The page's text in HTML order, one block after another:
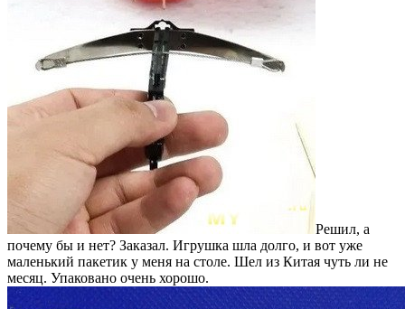
Решил, а
почему бы и нет? Заказал. Игрушка шла долго, и вот уже
маленький пакетик у меня на столе. Шел из Китая чуть ли не
месяц. Упаковано очень хорошо.